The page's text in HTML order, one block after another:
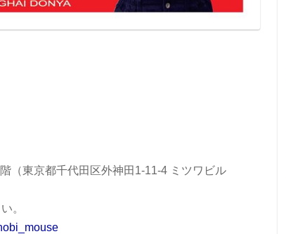
東京都千代田区外神田1-11-4 ミツワビル
。